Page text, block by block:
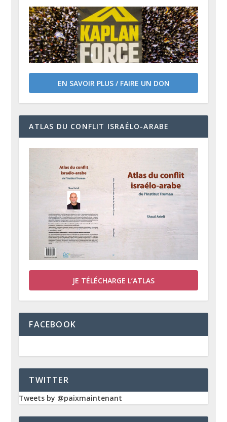
EN SAVOIR PLUS / FAIRE UN DON
ATLAS DU CONFLIT ISRAÉLO-ARABE
JE TÉLÉCHARGE L’ATLAS
FACEBOOK
TWITTER
Tweets by @paixmaintenant